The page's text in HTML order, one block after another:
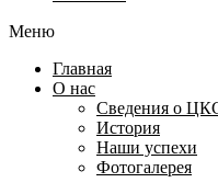
Меню
Главная
О нас
Сведения о
История
Наши успехи
Фотогалерея